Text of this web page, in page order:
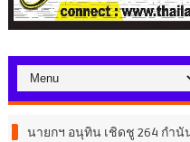
อนุทิน เชิดชู 264 กำนัน ผู้ใหญ่บ้า